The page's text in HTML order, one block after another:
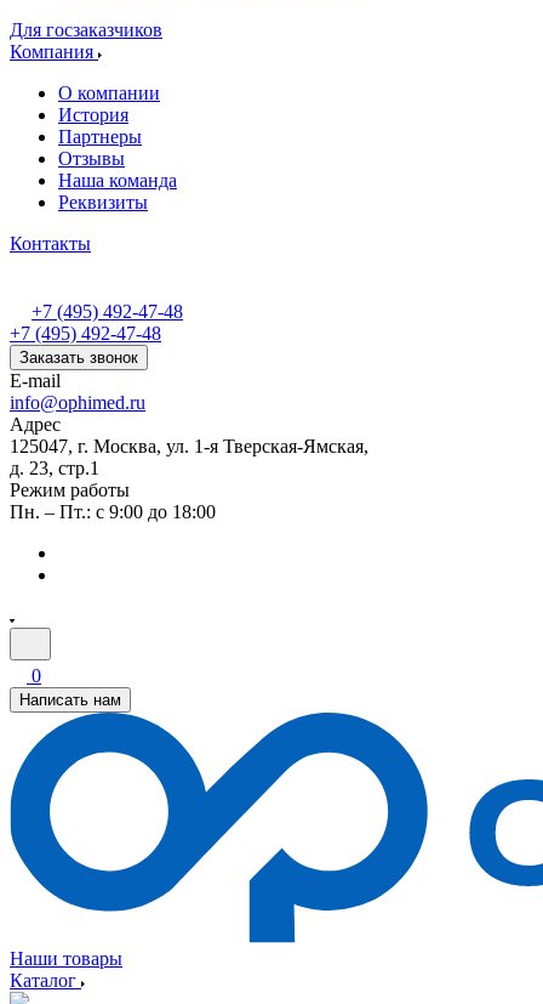
Для госзаказчиков
Компания
О компании
История
Партнеры
Отзывы
Наша команда
Реквизиты
Контакты
+7 (495) 492-47-48
+7 (495) 492-47-48
Заказать звонок
E-mail
info@ophimed.ru
Адрес
125047, г. Москва, ул. 1-я Тверская-Ямская,
д. 23, стр.1
Режим работы
Пн. – Пт.: с 9:00 до 18:00
0
Написать нам
Наши товары
Каталог